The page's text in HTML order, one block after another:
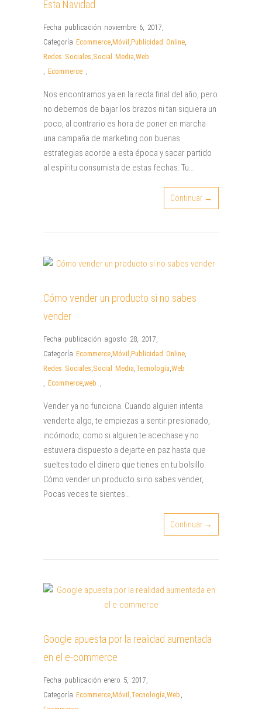
Esta Navidad
Fecha publicación noviembre 6, 2017,
Categoría Ecommerce,Móvil ,Publicidad Online,
Redes Sociales,Social Media,Web
, Ecommerce ,
Nos encontramos ya en la recta final del año, pero
no debemos de bajar los brazos ni tan siquiera un
poco, al contrario es hora de poner en marcha
una campaña de marketing con buenas
estrategias acorde a esta época y sacar partido
al espíritu consumista de estas fechas. Tu…
Continuar →
Cómo vender un producto si no sabes
vender
Fecha publicación agosto 28, 2017,
Categoría Ecommerce,Móvil ,Publicidad Online,
Redes Sociales,Social Media,Tecnología,Web
, Ecommerce,web ,
Vender ya no funciona. Cuando alguien intenta
venderte algo, te empiezas a sentir presionado,
incómodo, como si alguien te acechase y no
estuviera dispuesto a dejarte en paz hasta que
sueltes todo el dinero que tienes en tu bolsillo.
Cómo vender un producto si no sabes vender,
Pocas veces te sientes…
Continuar →
Google apuesta por la realidad aumentada
en el e-commerce
Fecha publicación enero 5, 2017,
Categoría Ecommerce,Móvil ,Tecnología,Web ,